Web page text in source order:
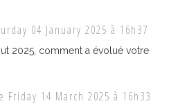
04 January 2025 à 16h37
2025, comment a évolué votre
Friday 14 March 2025 à 16h33